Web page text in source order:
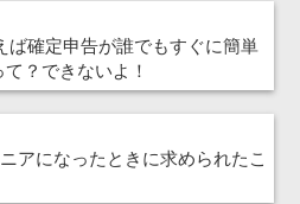
ば確定申告が誰でもすぐに簡単
？できないよ！
アになったときに求められたこ